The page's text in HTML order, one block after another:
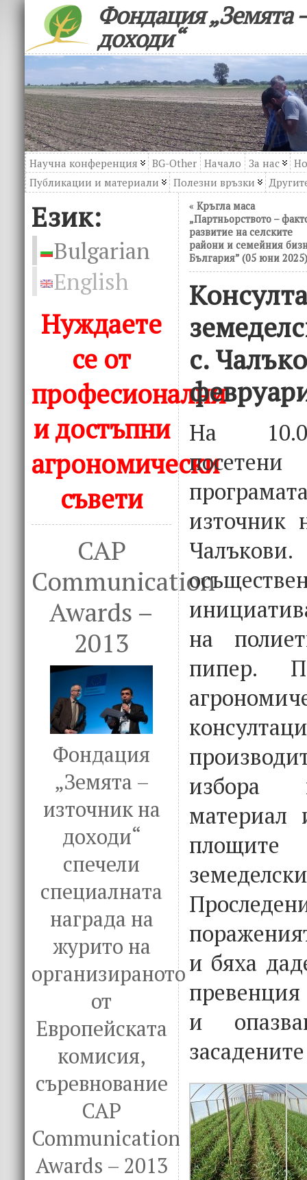
Фондация „Земята
доходи“
Научна конференция BG-Other Начало За нас
Публикации и материали
Полезни връзки
Език:
Bulgarian
English
Нуждаете
се от
професионални
и достъпни
агрономически
съвети
CAP
Communication
Awards –
2013
Фондация
„Земята –
източник на
доходи“
спечели
специалната
награда на
журито на
организираното
от
Европейската
комисия,
съревнование
CAP
Communication
Awards – 2013
« Кръгла маса
„Партньорството –
развитие на селските
райони и семейния
България” (05 юни 2025)
с.
На
източник
на
пипер.
избора
материал
и бяха
и